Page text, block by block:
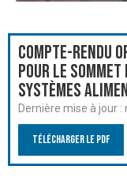
Compte-rendu
pour le
systèmes
Dernière mise à jour :
Télécharger le PDF